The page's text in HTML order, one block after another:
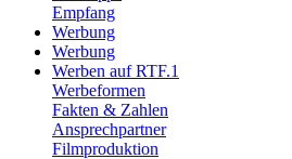
Empfang
Werbung
Werbung
Werben auf RTF.1
Werbeformen
Fakten & Zahlen
Ansprechpartner
Filmproduktion